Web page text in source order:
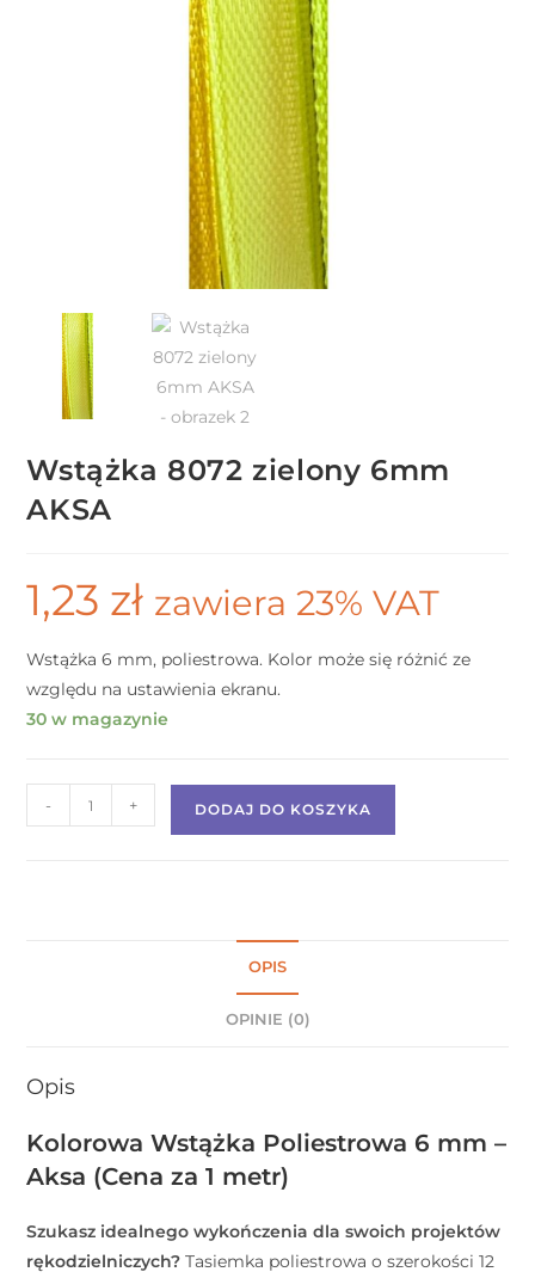
Wstążka 8072 zielony 6mm
AKSA
1,23 zł zawiera 23% VAT
Wstążka 6 mm, poliestrowa. Kolor może się różnić ze
względu na ustawienia ekranu.
30 w magazynie
- + DODAJ DO KOSZYKA
OPIS
OPINIE (0)
Opis
Kolorowa Wstążka Poliestrowa 6 mm –
Aksa (Cena za 1 metr)
Szukasz idealnego wykończenia dla swoich projektów
rękodzielniczych? Tasiemka poliestrowa o szerokości 12